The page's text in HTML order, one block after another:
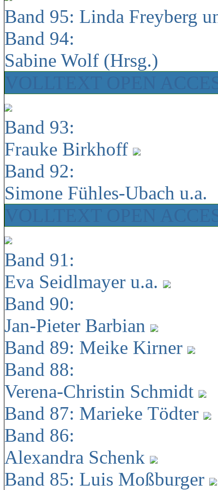
Band 95: Linda Freyberg
Band 94:
Sabine Wolf (Hrsg.)
Band 93:
Frauke Birkhoff
Band 92:
Simone Fühles-Ubach u.a.
Band 91:
Eva Seidlmayer u.a.
Band 90:
Jan-Pieter Barbian
Band 89: Meike Kirner
Band 88:
Verena-Christin Schmidt
Band 87: Marieke Tödter
Band 86:
Alexandra Schenk
Band 85: Luis Moßburger